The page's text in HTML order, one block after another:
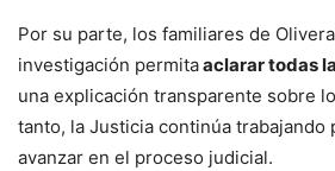
Por su parte, los familiares de
investigación permitaaclarar todas
una explicación transparente sobre
tanto, la Justicia continúa trabajando
avanzar en el proceso judicial.